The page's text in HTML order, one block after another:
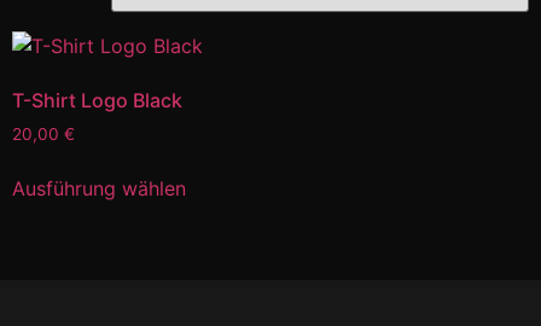
T-Shirt Logo Black
20,00 €
Ausführung wählen